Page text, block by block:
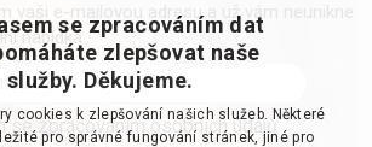
vaši e-mailovou adresu a už vám neunikne
nabídka
se zpracováním osobních údajů
se zpracováním dat
zlepšovat naše
služby. Děkujeme.
cookies k zlepšování našich služeb. Některé
pro správné fungování stránek, jiné pro